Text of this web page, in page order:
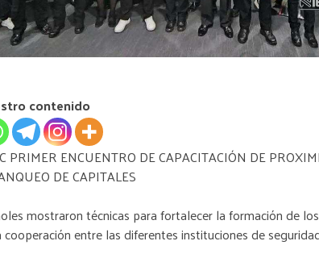
contenido
PRIMER ENCUENTRO DE CAPACITACIÓN DE
DE CAPITALES
mostraron técnicas para fortalecer la formación de
entre las diferentes instituciones de